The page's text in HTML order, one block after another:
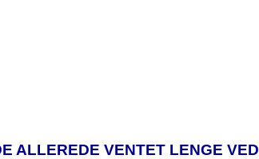
ALLEREDE VENTET LENGE VED